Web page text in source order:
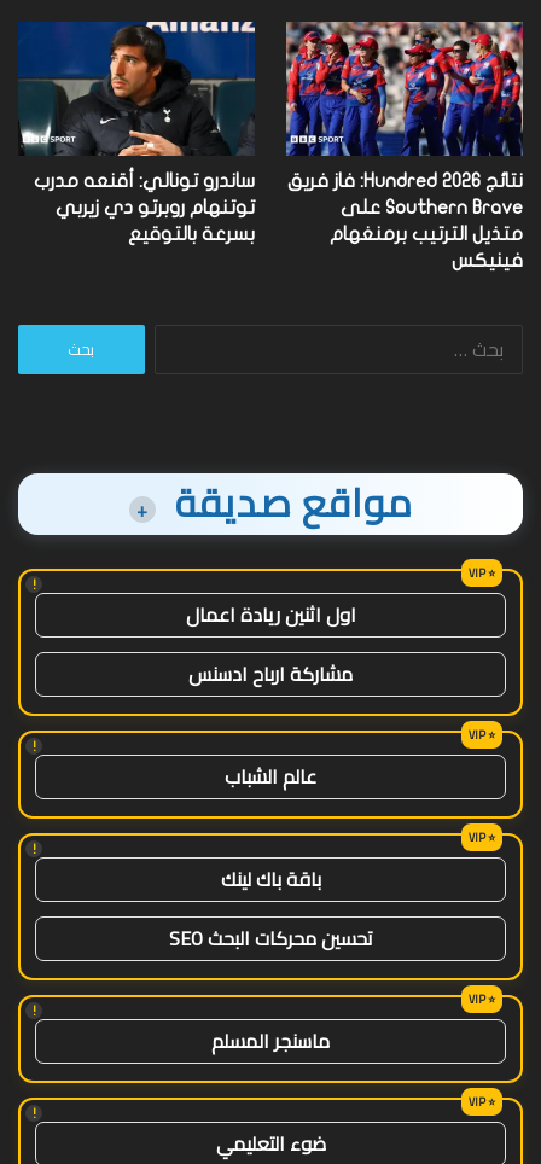
نتائج Hundred 2026: فاز فريق
Southern Brave على
متذيل الترتيب برمنغهام
فينيكس
ساندرو تونالي: أقنعه مدرب
توتنهام روبرتو دي زيربي
بسرعة بالتوقيع
البحث
مواقع صديقة +
!
اول اثنين ريادة اعمال
مشاركة ارباح ادسنس
!
عالم الشباب
!
باقة باك لينك
تحسين محركات البحث SEO
!
ماسنجر المسلم
!
ضوء التعليمي